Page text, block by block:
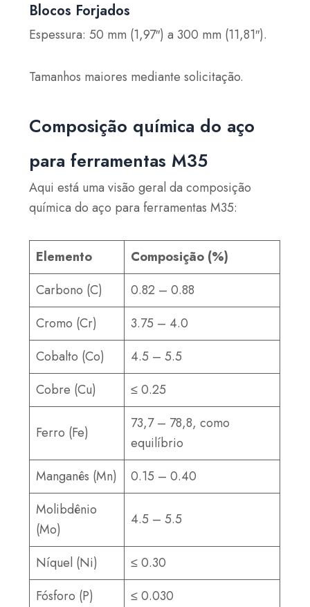
Blocos Forjados
Espessura: 50 mm (1,97″) a 300 mm (11,81″).
Tamanhos maiores mediante solicitação.
Composição química do aço
para ferramentas M35
Aqui está uma visão geral da composição
química do aço para ferramentas M35:
Elemento
Composição (%)
Carbono (C)
0.82 – 0.88
Cromo (Cr)
3.75 – 4.0
Cobalto (Co)
4.5 – 5.5
Cobre (Cu)
≤ 0.25
Ferro (Fe)
73,7 – 78,8, como
equilíbrio
Manganês (Mn)
0.15 – 0.40
Molibdênio
(Mo)
4.5 – 5.5
Níquel (Ni)
≤ 0.30
Fósforo (P)
≤ 0.030